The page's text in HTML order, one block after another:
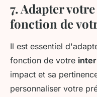
7. Adapter
fonction de
Il est essentiel
fonction de votre
impact et sa
personnaliser votre